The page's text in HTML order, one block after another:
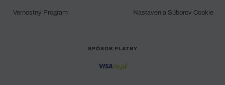
Vernostný Program Nastavenia Súborov Cookie
SPÔSOB PLATBY